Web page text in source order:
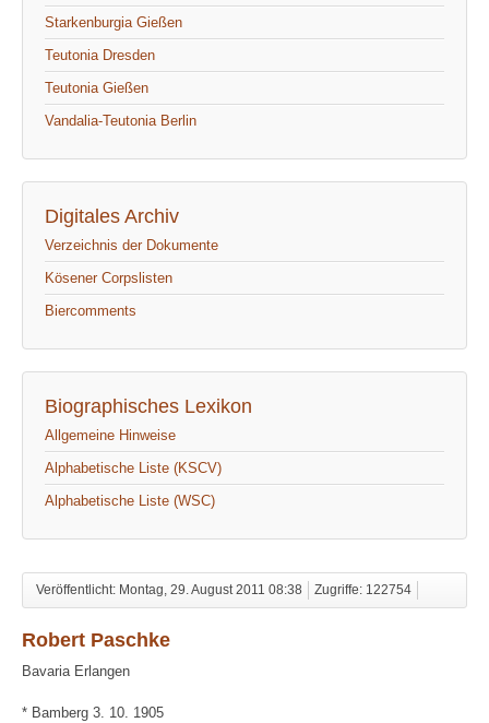
Starkenburgia Gießen
Teutonia Dresden
Teutonia Gießen
Vandalia-Teutonia Berlin
Digitales Archiv
Verzeichnis der Dokumente
Kösener Corpslisten
Biercomments
Biographisches Lexikon
Allgemeine Hinweise
Alphabetische Liste (KSCV)
Alphabetische Liste (WSC)
Veröffentlicht: Montag, 29. August 2011 08:38 Zugriffe: 122754
Robert Paschke
Bavaria Erlangen
* Bamberg 3. 10. 1905